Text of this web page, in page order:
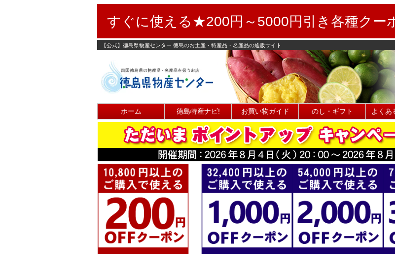
すぐに使える★200円～5000円引き各種クー
【公式】徳島県物産センター 徳島のお土産・特産品・名産品の通販サイト
ホーム 徳島特産ナビ! お買い物ガイド のし・ギフト よくあ